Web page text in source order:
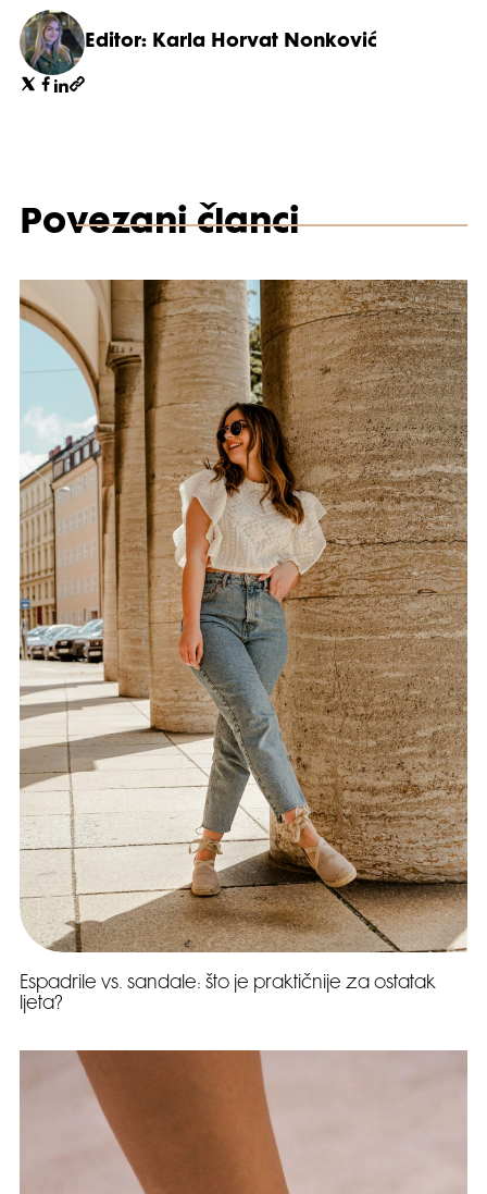
Editor: Karla Horvat Nonković
Povezani članci
Espadrile vs. sandale: što je praktičnije za ostatak
ljeta?